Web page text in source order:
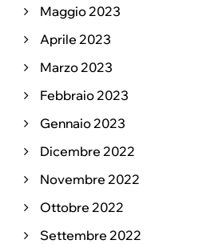
Maggio 2023
Aprile 2023
Marzo 2023
Febbraio 2023
Gennaio 2023
Dicembre 2022
Novembre 2022
Ottobre 2022
Settembre 2022